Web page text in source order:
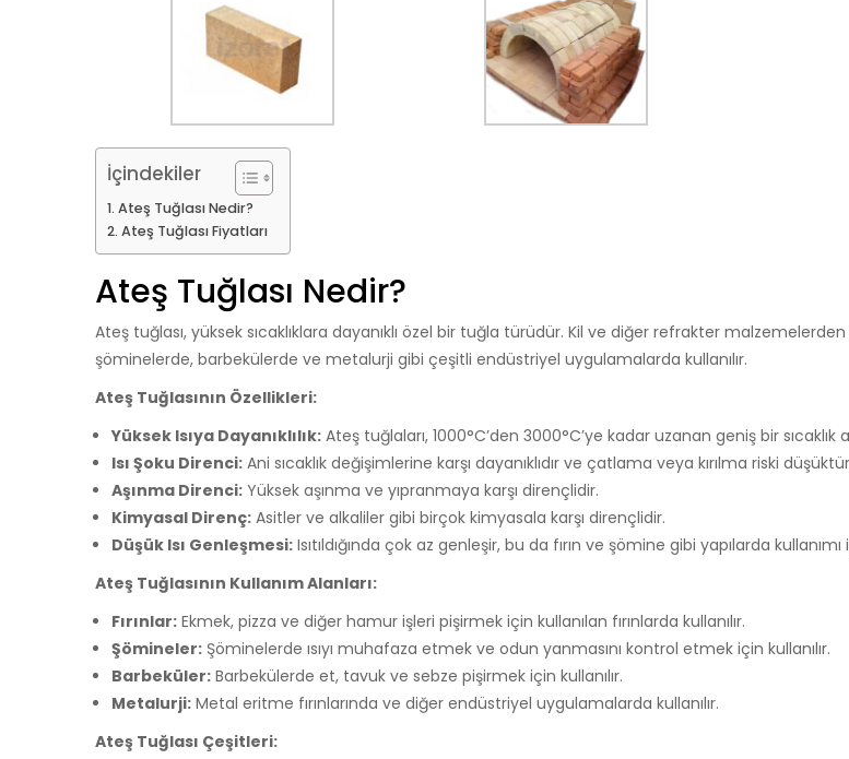
İçindekiler
Ateş Tuğlası Nedir?
Ateş Tuğlası Fiyatları
Ateş Tuğlası Nedir?
Ateş tuğlası, yüksek sıcaklıklara dayanıklı özel bir tuğla türüdür. Kil ve diğer refrakter malzemelerden
şöminelerde, barbekülerde ve metalurji gibi çeşitli endüstriyel uygulamalarda kullanılır.
Ateş Tuğlasının Özellikleri:
Yüksek Isıya Dayanıklılık: Ateş tuğlaları, 1000°C’den 3000°C’ye kadar uzanan geniş bir sıcaklık
Isı Şoku Direnci: Ani sıcaklık değişimlerine karşı dayanıklıdır ve çatlama veya kırılma riski
Aşınma Direnci: Yüksek aşınma ve yıpranmaya karşı dirençlidir.
Kimyasal Direnç: Asitler ve alkaliler gibi birçok kimyasala karşı dirençlidir.
Düşük Isı Genleşmesi: Isıtıldığında çok az genleşir, bu da fırın ve şömine gibi yapılarda
Ateş Tuğlasının Kullanım Alanları:
Fırınlar: Ekmek, pizza ve diğer hamur işleri pişirmek için kullanılan fırınlarda kullanılır.
Şömineler: Şöminelerde ısıyı muhafaza etmek ve odun yanmasını kontrol etmek için kullanılır.
Barbeküler: Barbekülerde et, tavuk ve sebze pişirmek için kullanılır.
Metalurji: Metal eritme fırınlarında ve diğer endüstriyel uygulamalarda kullanılır.
Ateş Tuğlası Çeşitleri: